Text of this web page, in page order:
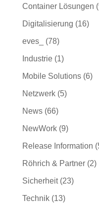
Container Lösungen
Digitalisierung (16)
eves_ (78)
Industrie(1)
Mobile Solutions(6)
Netzwerk(5)
News(66)
NewWork(9)
Release Information
Röhrich & Partner(2)
Sicherheit(23)
Technik(13)